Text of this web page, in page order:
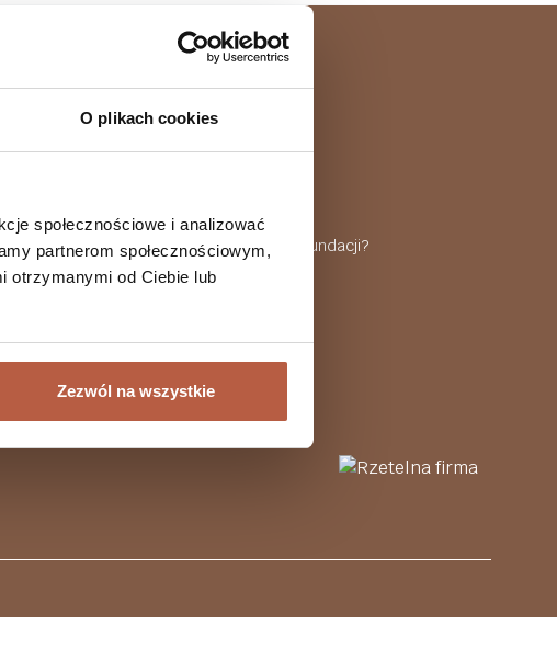
O plikach cookies
społecznościowe i analizować
partnerom społecznościowym,
otrzymanymi od Ciebie lub
Zezwól na wszystkie
Baza wiedzy
Fundusze europejskie
Jesteś podopiecznym fundacji?
Kontakt